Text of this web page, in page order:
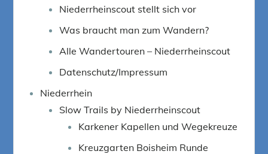
Niederrheinscout stellt sich vor
Was braucht man zum Wandern?
Alle Wandertouren – Niederrheinscout
Datenschutz/Impressum
Niederrhein
Slow Trails by Niederrheinscout
Karkener Kapellen und Wegekreuze
Kreuzgarten Boisheim Runde